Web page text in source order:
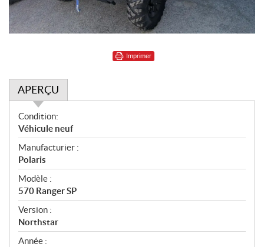
Imprimer
APERÇU
A
p
e
r
ç
u
Condition:
Véhicule neuf
Manufacturier :
Polaris
Modèle :
570 Ranger SP
Version :
Northstar
Année :